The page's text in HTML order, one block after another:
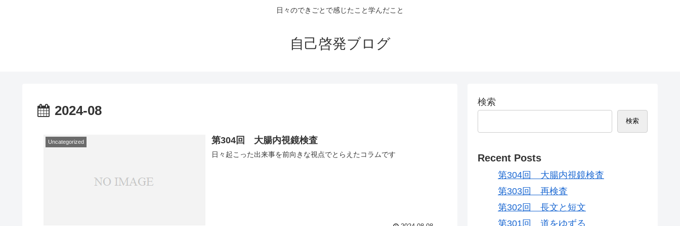
日々のできごとで感じたこと学んだこと
自己啓発ブログ
2024-08
Uncategorized 第304回 大腸内視鏡検査
日々起こった出来事を前向きな視点でとらえたコラムです
検索
検索
Recent Posts
第304回 大腸内視鏡検査
第303回 再検査
第302回 長文と短文
第301回 道をゆずる